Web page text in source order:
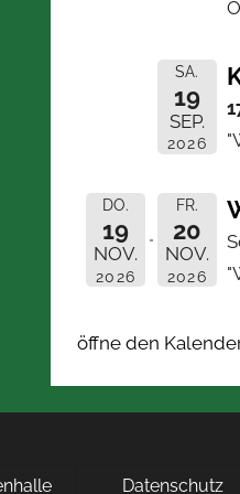
SA.
19
SEP.
2026
DO.
19
NOV.
2026
FR.
20
NOV.
2026
öffne den
Datenschutz